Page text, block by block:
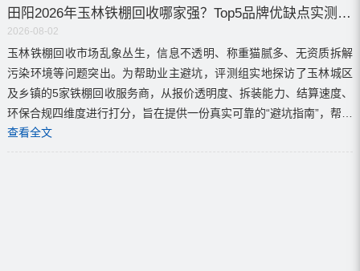
田阳2026年玉林铁棚回收哪家强？Top5品牌优缺点实测评价
2026-08-02
玉林铁棚回收市场乱象丛生，信息不透明、称重猫腻多、无资质拆解
污染环境等问题突出。为帮助业主避坑，评测组实地探访了玉林城区
及乡镇的5家铁棚回收服务商，从报价透明度、拆装能力、结算速度、
环保合规四维度进行打分，旨在提供一份真实可靠的“避坑指南”，帮助
业主优化设备残值并快速腾退场地。评测强调报价...
查看全文